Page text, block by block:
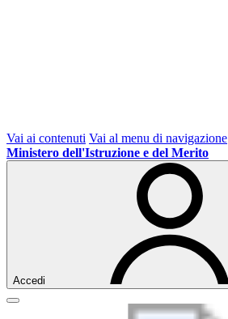
Vai ai contenuti Vai al menu di navigazione
Ministero dell'Istruzione e del Merito
Accedi